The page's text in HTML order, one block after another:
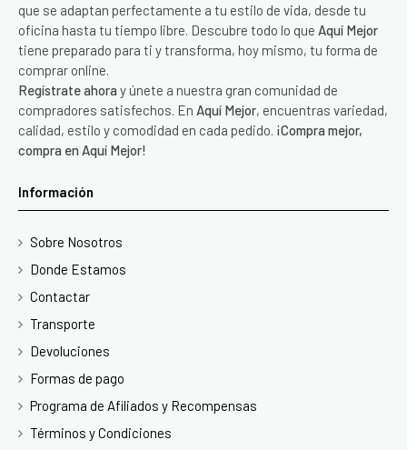
que se adaptan perfectamente a tu estilo de vida, desde tu
oficina hasta tu tiempo libre. Descubre todo lo que Aquí Mejor
tiene preparado para ti y transforma, hoy mismo, tu forma de
comprar online.
Regístrate ahora y únete a nuestra gran comunidad de
compradores satisfechos. En Aquí Mejor, encuentras variedad,
calidad, estilo y comodidad en cada pedido. ¡Compra mejor,
compra en Aquí Mejor!
Información
Sobre Nosotros
Donde Estamos
Contactar
Transporte
Devoluciones
Formas de pago
Programa de Afiliados y Recompensas
Términos y Condiciones